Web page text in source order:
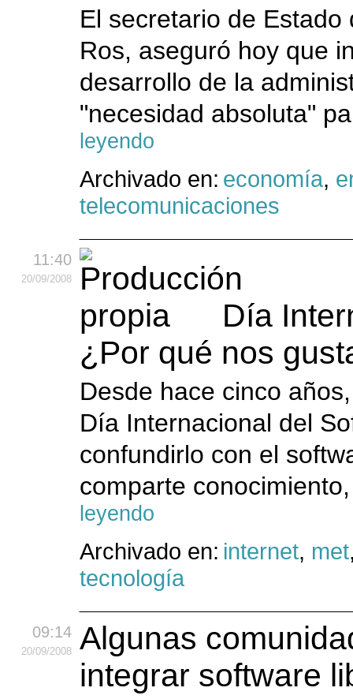
El secretario de
Ros, aseguró hoy que
desarrollo de la
"necesidad absoluta"
leyendo
Archivado en: economía,
telecomunicaciones
11:40
20/09/2008
Día
¿Por qué nos
Desde hace cinco
Día Internacional del
confundirlo con el
comparte
leyendo
Archivado en: internet, met
tecnología
09:14
20/09/2008
Algunas
integrar software